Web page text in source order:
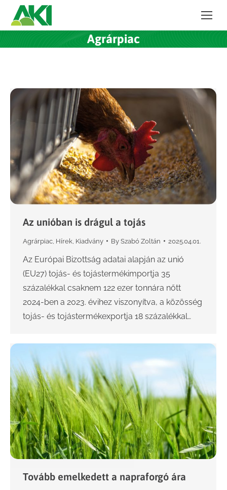
Agrárpiac
Az unióban is drágul a tojás
Agrárpiac Hírek Kiadvány By Szabó Zoltán 2025.04.01.
Az Európai Bizottság adatai alapján az unió
(EU27) tojás- és tojástermékimportja 35
százalékkal csaknem 122 ezer tonnára nőtt
2024-ben a 2023. évihez viszonyítva, a közösség
tojás- és tojástermékexportja 18 százalékkal…
Tovább emelkedett a napraforgó ára